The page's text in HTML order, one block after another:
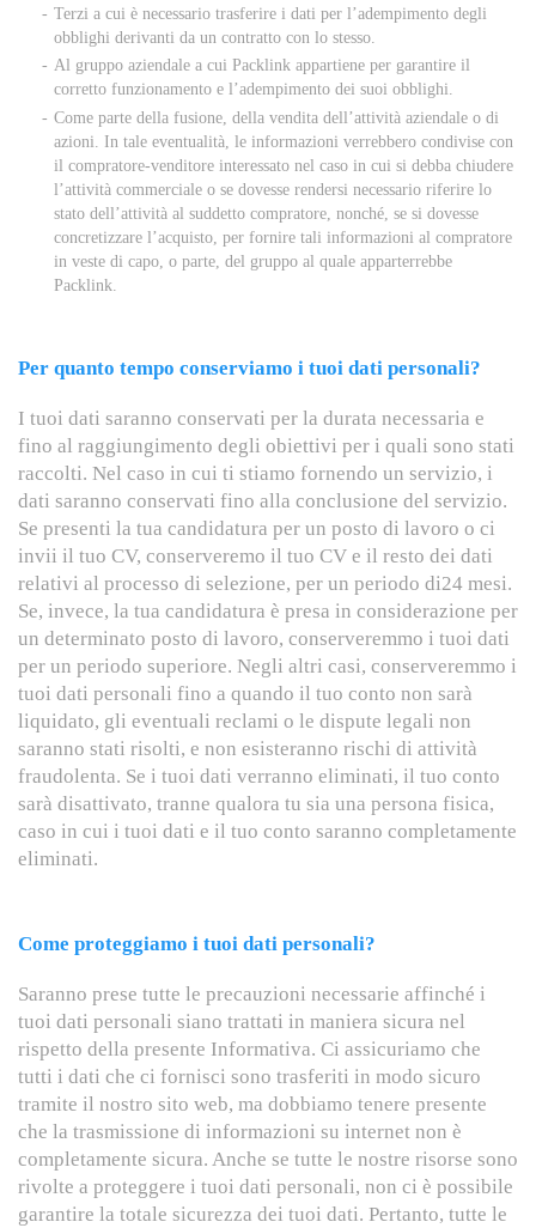
Terzi a cui è necessario trasferire i dati per l’adempimento degli
obblighi derivanti da un contratto con lo stesso.
Al gruppo aziendale a cui Packlink appartiene per garantire il
corretto funzionamento e l’adempimento dei suoi obblighi.
Come parte della fusione, della vendita dell’attività aziendale o di
azioni. In tale eventualità, le informazioni verrebbero condivise con
il compratore-venditore interessato nel caso in cui si debba chiudere
l’attività commerciale o se dovesse rendersi necessario riferire lo
stato dell’attività al suddetto compratore, nonché, se si dovesse
concretizzare l’acquisto, per fornire tali informazioni al compratore
in veste di capo, o parte, del gruppo al quale apparterrebbe
Packlink.
Per quanto tempo conserviamo i tuoi dati personali?
I tuoi dati saranno conservati per la durata necessaria e
fino al raggiungimento degli obiettivi per i quali sono stati
raccolti. Nel caso in cui ti stiamo fornendo un servizio, i
dati saranno conservati fino alla conclusione del servizio.
Se presenti la tua candidatura per un posto di lavoro o ci
invii il tuo CV, conserveremo il tuo CV e il resto dei dati
relativi al processo di selezione, per un periodo di24 mesi.
Se, invece, la tua candidatura è presa in considerazione per
un determinato posto di lavoro, conserveremmo i tuoi dati
per un periodo superiore. Negli altri casi, conserveremmo i
tuoi dati personali fino a quando il tuo conto non sarà
liquidato, gli eventuali reclami o le dispute legali non
saranno stati risolti, e non esisteranno rischi di attività
fraudolenta. Se i tuoi dati verranno eliminati, il tuo conto
sarà disattivato, tranne qualora tu sia una persona fisica,
caso in cui i tuoi dati e il tuo conto saranno completamente
eliminati.
Come proteggiamo i tuoi dati personali?
Saranno prese tutte le precauzioni necessarie affinché i
tuoi dati personali siano trattati in maniera sicura nel
rispetto della presente Informativa. Ci assicuriamo che
tutti i dati che ci fornisci sono trasferiti in modo sicuro
tramite il nostro sito web, ma dobbiamo tenere presente
che la trasmissione di informazioni su internet non è
completamente sicura. Anche se tutte le nostre risorse sono
rivolte a proteggere i tuoi dati personali, non ci è possibile
garantire la totale sicurezza dei tuoi dati. Pertanto, tutte le